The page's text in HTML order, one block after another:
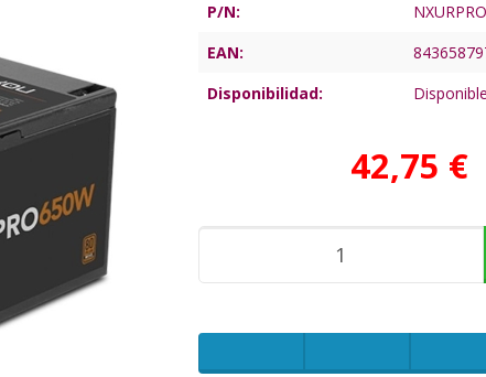
P/N:
EAN:
Disponibilidad:
Disponible
42,75 €